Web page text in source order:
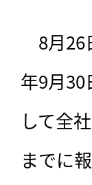
8月26
年9月
して全
までに